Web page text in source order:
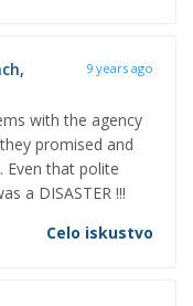
9 years ago
with the agency
promised and
Even that polite
a DISASTER !!!
Celo iskustvo